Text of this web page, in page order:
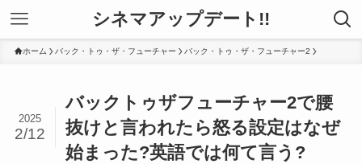
シネマアップデート!!
ホーム バック・トゥ・ザ・フューチャー バック・トゥ・ザ・フューチャー2
バックトゥザフューチャー2で腰
抜けと言われたら怒る設定はなぜ
始まった?英語では何て言う?
2025
2/12